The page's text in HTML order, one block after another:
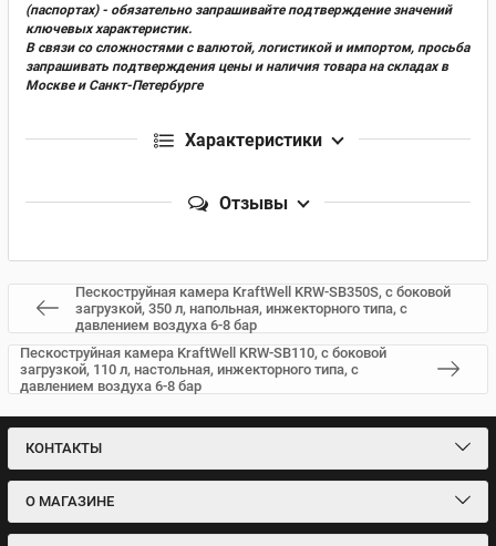
(паспортах) - обязательно запрашивайте подтверждение значений
ключевых характеристик.
В связи со сложностями с валютой, логистикой и импортом, просьба
запрашивать подтверждения цены и наличия товара на складах в
Москве и Санкт-Петербурге
Характеристики
Отзывы
Пескоструйная камера KraftWell KRW-SB350S, с боковой
загрузкой, 350 л, напольная, инжекторного типа, с
давлением воздуха 6-8 бар
Пескоструйная камера KraftWell KRW-SB110, с боковой
загрузкой, 110 л, настольная, инжекторного типа, с
давлением воздуха 6-8 бар
КОНТАКТЫ
О МАГАЗИНЕ